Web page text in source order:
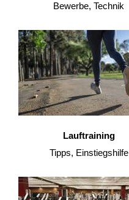
Bewerbe, Technik
Lauftraining
Tipps, Einstiegshilfe